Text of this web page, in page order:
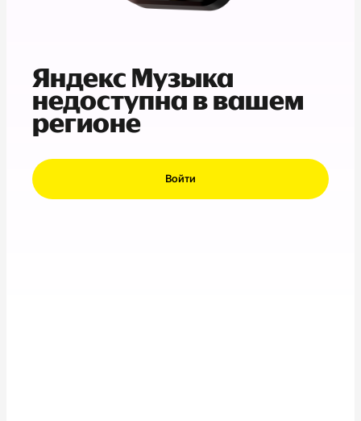
Яндекс Музыка
недоступна в вашем
регионе
Войти